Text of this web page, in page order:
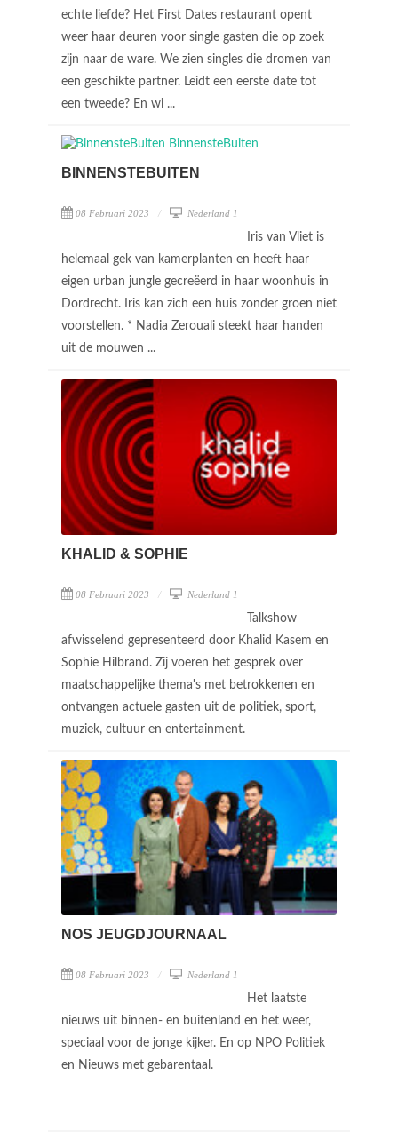
echte liefde? Het First Dates restaurant opent
weer haar deuren voor single gasten die op zoek
zijn naar de ware. We zien singles die dromen van
een geschikte partner. Leidt een eerste date tot
een tweede? En wi ...
BINNENSTEBUITEN
08 Februari 2023 Nederland 1
Iris van Vliet is
helemaal gek van kamerplanten en heeft haar
eigen urban jungle gecreëerd in haar woonhuis in
Dordrecht. Iris kan zich een huis zonder groen niet
voorstellen. * Nadia Zerouali steekt haar handen
uit de mouwen ...
KHALID & SOPHIE
08 Februari 2023 Nederland 1
Talkshow
afwisselend gepresenteerd door Khalid Kasem en
Sophie Hilbrand. Zij voeren het gesprek over
maatschappelijke thema's met betrokkenen en
ontvangen actuele gasten uit de politiek, sport,
muziek, cultuur en entertainment.
NOS JEUGDJOURNAAL
08 Februari 2023 Nederland 1
Het laatste
nieuws uit binnen- en buitenland en het weer,
speciaal voor de jonge kijker. En op NPO Politiek
en Nieuws met gebarentaal.